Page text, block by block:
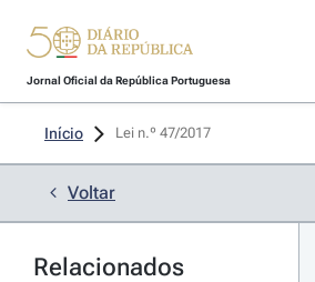
Jornal Oficial da República Portuguesa
Início Lei n.º 47/2017
Voltar
Relacionados